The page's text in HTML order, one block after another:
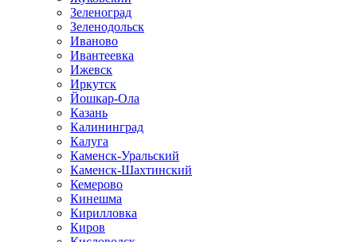
Зеленоград
Зеленодольск
Иваново
Ивантеевка
Ижевск
Иркутск
Йошкар-Ола
Казань
Калининград
Калуга
Каменск-Уральский
Каменск-Шахтинский
Кемерово
Кинешма
Кирилловка
Киров